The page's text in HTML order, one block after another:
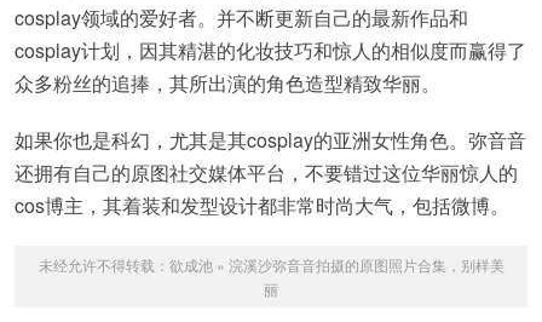
cosplay领域的爱好者。并不断更新自己的最新作品和
cosplay计划，因其精湛的化妆技巧和惊人的相似度而赢得了
众多粉丝的追捧，其所出演的角色造型精致华丽。
如果你也是科幻，尤其是其cosplay的亚洲女性角色。弥音音
还拥有自己的原图社交媒体平台，不要错过这位华丽惊人的
cos博主，其着装和发型设计都非常时尚大气，包括微博。
未经允许不得转载： 欲成池» 浣溪沙弥音音拍摄的原图照片合集，别样美
丽